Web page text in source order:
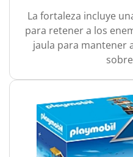
La fortaleza incluye
para retener a los
jaula para mantener